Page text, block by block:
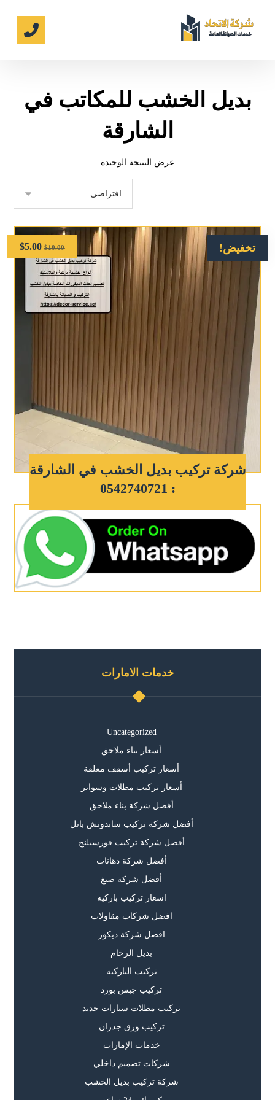
بديل الخشب للمكاتب في
الشارقة
عرض النتيجة الوحيدة
تخفيض!
شركة تركيب بديل الخشب في الشارقة
: 0542740721
$10.00
$5.00
خدمات الامارات
Uncategorized
أسعار بناء ملاحق
أسعار تركيب أسقف معلقة
أسعار تركيب مظلات وسواتر
أفضل شركة بناء ملاحق
أفضل شركة تركيب ساندوتش بانل
أفضل شركة تركيب فورسيلنج
أفضل شركة دهانات
أفضل شركة صبغ
اسعار تركيب باركيه
افضل شركات مقاولات
افضل شركة ديكور
بديل الرخام
تركيب الباركيه
تركيب جبس بورد
تركيب مظلات سيارات حديد
تركيب ورق جدران
خدمات الإمارات
شركات تصميم داخلي
شركة تركيب بديل الخشب